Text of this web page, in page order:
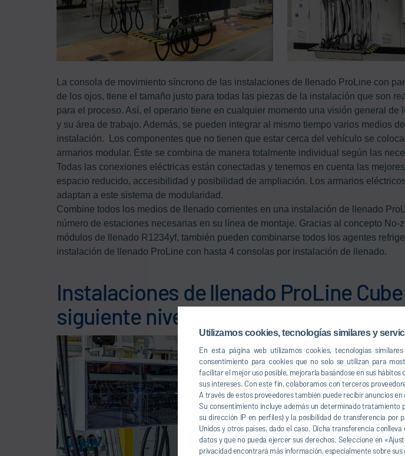
Utilizamos cookies, tecnologías similares y
En esta página web utilizamos cookies, tecnologías
consentimiento para cookies que no solo se utilizan para
facilitar el mejor uso posible, mejorarla basándose en sus
sus intereses. Con este fin, colaboramos con terceros
A través de estos proveedores también puede recibir anuncios en
Su consentimiento incluye además un determinado tratamiento
su dirección IP en perfiles) y la posibilidad de transferencia por
Unidos y otros países, dado el caso. Dicha transferencia
datos y que no pueda ejercer sus derechos. Seleccione en
privacidad encontrará más información, especialmente sobre sus
La consola de movimiento síncrono de las instalaciones de llenado ProLine con
de los ojos, tiene el tamaño justo para todas las piezas de la instalación que son
para el proceso. Así, el operario tiene en cualquier momento una visión general de
y su área de trabajo. Además, se pueden integrar al mismo tiempo varios medios
instalación. Los componentes que no tienen que estar cerca del vehículo se
armarios modular. Éste se combina de manera totalmente individual según las
Todas las conexiones eléctricas están conectadas y tenemos en cuenta las
espacio reducido, accesibilidad y posibilidad de ampliación. Los armarios
adaptan a este sistema de modularidad.
Combine todos los medios de llenado corrientes en una instalación de llenado
número de estaciones necesarias en su línea de montaje. Gracias al concepto No-
módulos de llenado R1234yf, también pueden combinarse todos los agentes
instalación de llenado ProLine con hasta 4 consolas por instalación de llenado.
Instalaciones de llenado ProLine
siguiente nivel de la técnica de llenado